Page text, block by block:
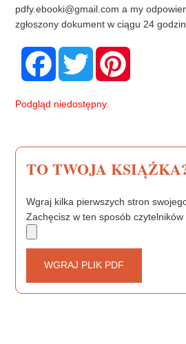
pdfy.ebooki@gmail.com a my
zgłoszony dokument w ciągu 24 godzin.
F
o
T
w
e
Podgląd niedostępny.
TO TWOJA
Wgraj kilka pierwszych stron
Zachęcisz w ten sposób czytelników
WGRAJ PLIK PDF